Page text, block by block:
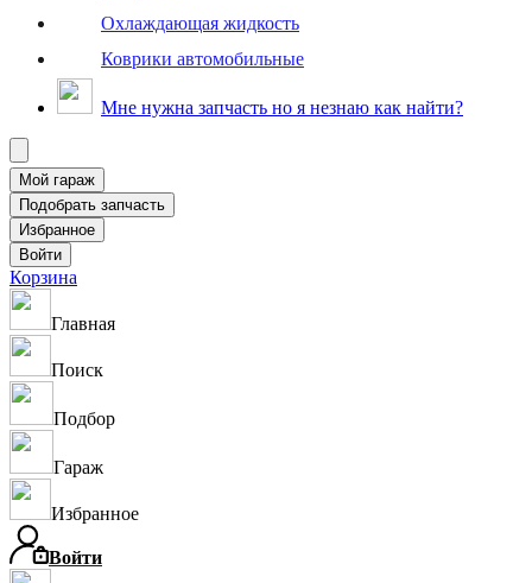
Охлаждающая жидкость
Коврики автомобильные
Мне нужна запчасть но я незнаю как найти?
Корзина
Главная
Поиск
Подбор
Гараж
Избранное
Войти